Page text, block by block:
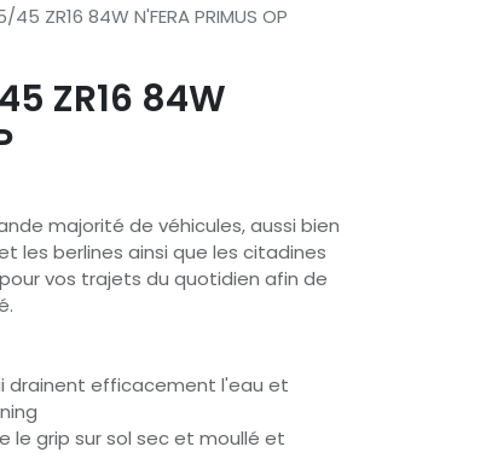
45 ZR16 84W N'FERA PRIMUS OP
ZR16 84W
majorité de véhicules, aussi bien
les berlines ainsi que les citadines
vos trajets du quotidien afin de
drainent efficacement l'eau et
le grip sur sol sec et moullé et